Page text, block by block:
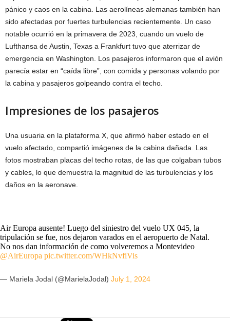
pánico y caos en la cabina. Las aerolíneas alemanas también han
sido afectadas por fuertes turbulencias recientemente. Un caso
notable ocurrió en la primavera de 2023, cuando un vuelo de
Lufthansa de Austin, Texas a Frankfurt tuvo que aterrizar de
emergencia en Washington. Los pasajeros informaron que el avión
parecía estar en “caída libre”, con comida y personas volando por
la cabina y pasajeros golpeando contra el techo.
Impresiones de los pasajeros
Una usuaria en la plataforma X, que afirmó haber estado en el
vuelo afectado, compartió imágenes de la cabina dañada. Las
fotos mostraban placas del techo rotas, de las que colgaban tubos
y cables, lo que demuestra la magnitud de las turbulencias y los
daños en la aeronave.
Air Europa ausente! Luego del siniestro del vuelo UX 045, la
tripulación se fue, nos dejaron varados en el aeropuerto de Natal.
No nos dan información de como volveremos a Montevideo
@AirEuropa pic.twitter.com/WHkNvfiVis
— Mariela Jodal (@MarielaJodal) July 1, 2024